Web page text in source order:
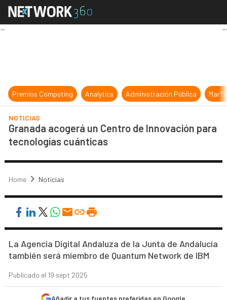
Granada acogerá un Centro de
Premios Computing Analytics Administración Pública
NOTICIAS
Granada acogerá un Centro de Innovación para
tecnologías cuánticas
Home Noticias
La Agencia Digital Andaluza de la Junta de Andalucía
también será miembro de Quantum Network de IBM
Publicado el 19 sept 2025
Añadir a tus fuentes preferidas en Google